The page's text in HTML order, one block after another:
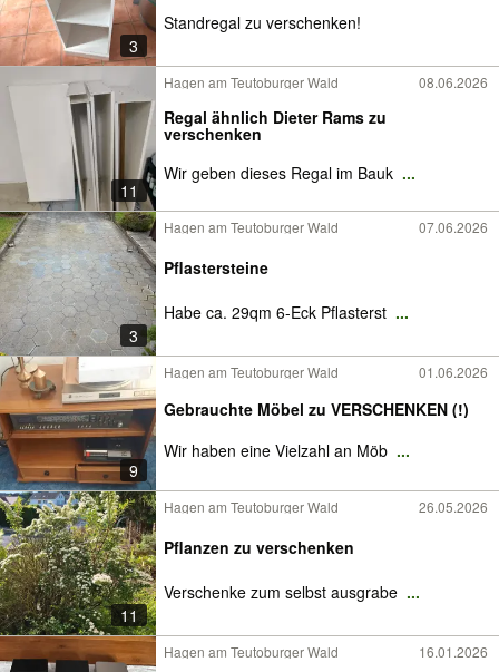
3
Standregal zu verschenken!
11
Hagen am Teutoburger Wald 08.06.2026
Regal ähnlich Dieter Rams zu
verschenken
Wir geben dieses Regal im Bauk ...
3
Hagen am Teutoburger Wald 07.06.2026
Pflastersteine
Habe ca. 29qm 6-Eck Pflasterst ...
9
Hagen am Teutoburger Wald 01.06.2026
Gebrauchte Möbel zu VERSCHENKEN (!)
Wir haben eine Vielzahl an Möb ...
11
Hagen am Teutoburger Wald 26.05.2026
Pflanzen zu verschenken
Verschenke zum selbst ausgrabe ...
Hagen am Teutoburger Wald 16.01.2026